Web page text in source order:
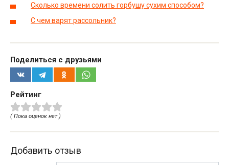
Сколько времени солить горбушу сухим способом?
С чем варят рассольник?
Поделиться с друзьями
Рейтинг
( Пока оценок нет )
Добавить отзыв